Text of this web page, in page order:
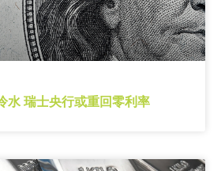
水 瑞士央行或重回零利率